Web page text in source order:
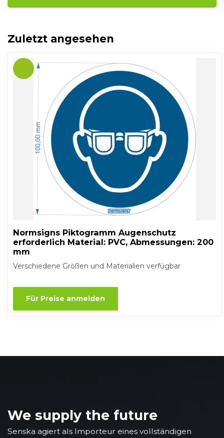
Zuletzt angesehen
Normsigns Piktogramm Augenschutz
erforderlich Material: PVC, Abmessungen: 200
mm
Verschiedene Größen und Materialien verfügbar
Für Preise anmelden
We supply the future
Senska agiert als Importeur eines vollständigen